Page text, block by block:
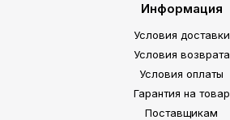
Информация
Условия доставки
Условия возврата
Условия оплаты
Гарантия на товар
Поставщикам